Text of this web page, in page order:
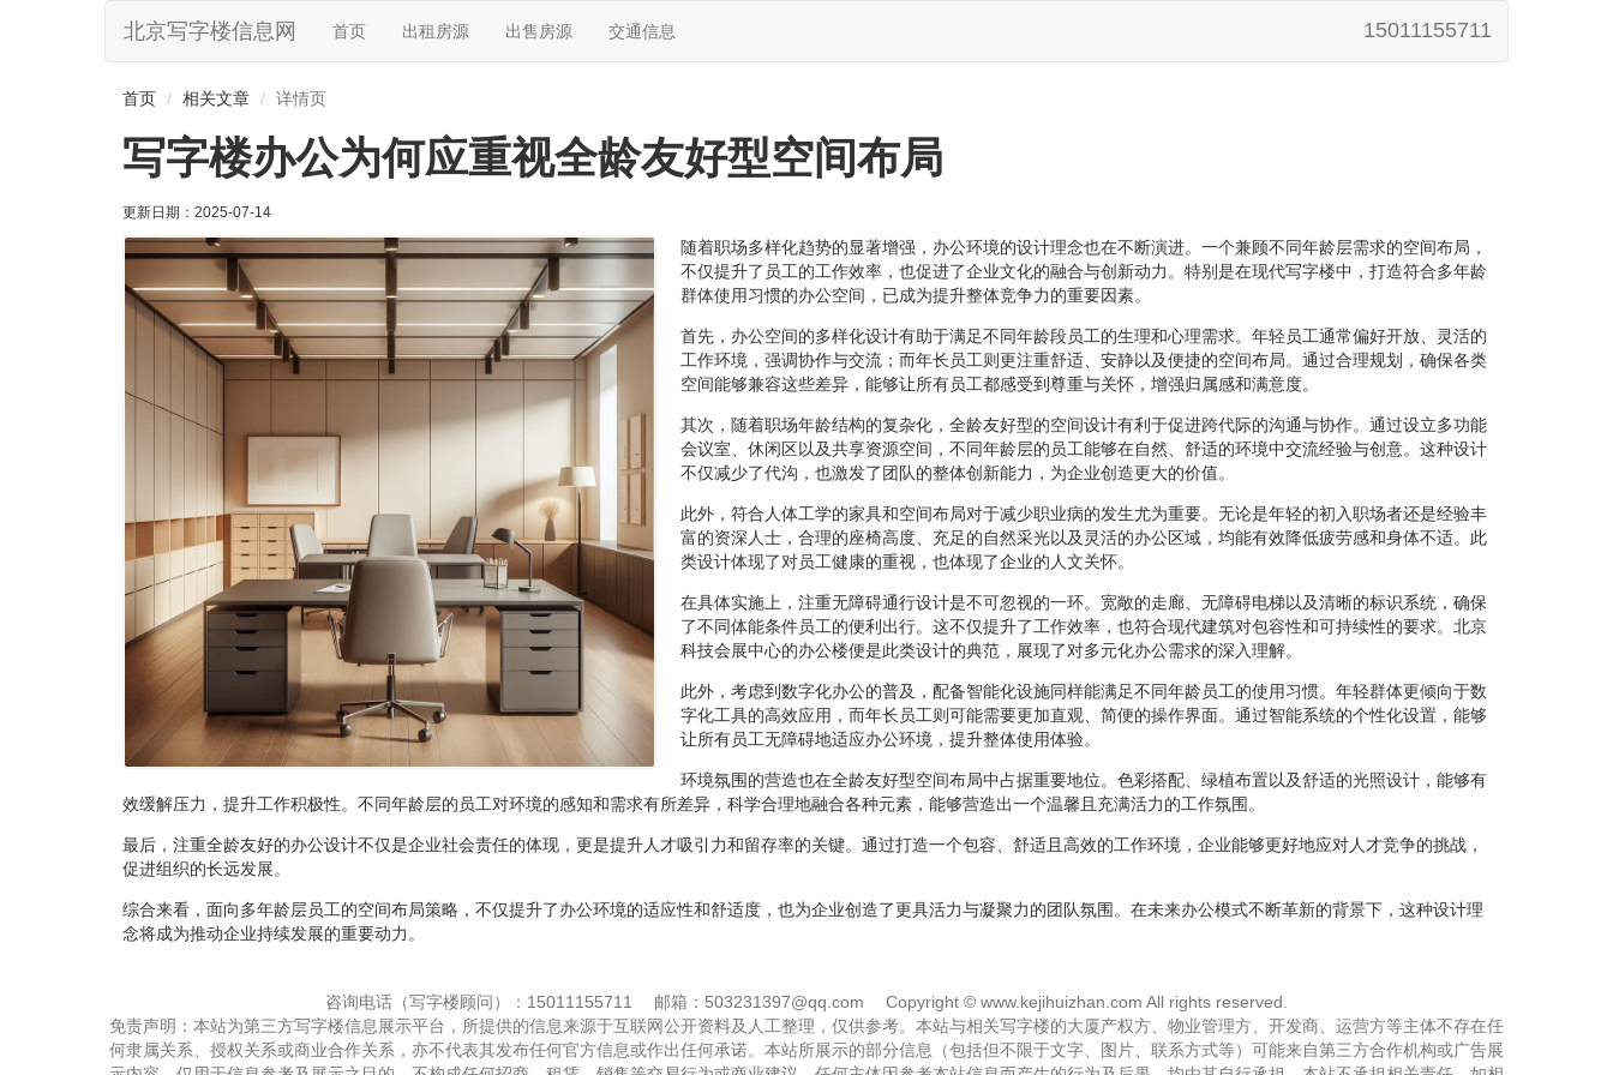
北京写字楼信息网 首页 出租房源 出售房源 交通信息 15011155711
首页 相关文章 详情页
写字楼办公为何应重视全龄友好型空间布局
更新日期： 2025-07-14
随着职场多样化趋势的显著增强，办公环境的设计理念也在不断演进。一个兼顾不同年龄层需求的空间布局，
不仅提升了员工的工作效率，也促进了企业文化的融合与创新动力。特别是在现代写字楼中，打造符合多年龄
群体使用习惯的办公空间，已成为提升整体竞争力的重要因素。
首先，办公空间的多样化设计有助于满足不同年龄段员工的生理和心理需求。年轻员工通常偏好开放、灵活的
工作环境，强调协作与交流；而年长员工则更注重舒适、安静以及便捷的空间布局。通过合理规划，确保各类
空间能够兼容这些差异，能够让所有员工都感受到尊重与关怀，增强归属感和满意度。
其次，随着职场年龄结构的复杂化，全龄友好型的空间设计有利于促进跨代际的沟通与协作。通过设立多功能
会议室、休闲区以及共享资源空间，不同年龄层的员工能够在自然、舒适的环境中交流经验与创意。这种设计
不仅减少了代沟，也激发了团队的整体创新能力，为企业创造更大的价值。
此外，符合人体工学的家具和空间布局对于减少职业病的发生尤为重要。无论是年轻的初入职场者还是经验丰
富的资深人士，合理的座椅高度、充足的自然采光以及灵活的办公区域，均能有效降低疲劳感和身体不适。此
类设计体现了对员工健康的重视，也体现了企业的人文关怀。
在具体实施上，注重无障碍通行设计是不可忽视的一环。宽敞的走廊、无障碍电梯以及清晰的标识系统，确保
了不同体能条件员工的便利出行。这不仅提升了工作效率，也符合现代建筑对包容性和可持续性的要求。北京
科技会展中心的办公楼便是此类设计的典范，展现了对多元化办公需求的深入理解。
此外，考虑到数字化办公的普及，配备智能化设施同样能满足不同年龄员工的使用习惯。年轻群体更倾向于数
字化工具的高效应用，而年长员工则可能需要更加直观、简便的操作界面。通过智能系统的个性化设置，能够
让所有员工无障碍地适应办公环境，提升整体使用体验。
环境氛围的营造也在全龄友好型空间布局中占据重要地位。色彩搭配、绿植布置以及舒适的光照设计，能够有
效缓解压力，提升工作积极性。不同年龄层的员工对环境的感知和需求有所差异，科学合理地融合各种元素，能够营造出一个温馨且充满活力的工作氛围。
最后，注重全龄友好的办公设计不仅是企业社会责任的体现，更是提升人才吸引力和留存率的关键。通过打造一个包容、舒适且高效的工作环境，企业能够更好地应对人才竞争的挑战，
促进组织的长远发展。
综合来看，面向多年龄层员工的空间布局策略，不仅提升了办公环境的适应性和舒适度，也为企业创造了更具活力与凝聚力的团队氛围。在未来办公模式不断革新的背景下，这种设计理
念将成为推动企业持续发展的重要动力。
咨询电话（写字楼顾问）：15011155711 邮箱：503231397@qq.com
Copyright © www.kejihuizhan.com All rights reserved.
免责声明：本站为第三方写字楼信息展示平台，所提供的信息来源于互联网公开资料及人工整理，仅供参考。本站与相关写字楼的大厦产权方、物业管理方、开发商、运营方等主体不存在任
何隶属关系、授权关系或商业合作关系，亦不代表其发布任何官方信息或作出任何承诺。本站所展示的部分信息（包括但不限于文字、图片、联系方式等）可能来自第三方合作机构或广告展